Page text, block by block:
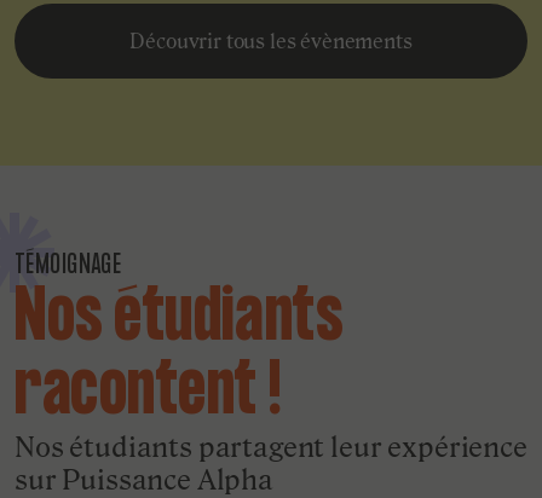
Découvrir tous les évènements
TÉMOIGNAGE
Nos étudiants
racontent !
Nos étudiants partagent leur expérience
sur Puissance Alpha